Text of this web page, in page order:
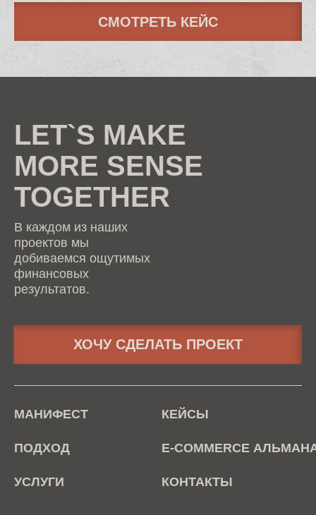
СМОТРЕТЬ КЕЙС
LET`S MAKE
MORE SENSE
TOGETHER
В каждом из наших
проектов мы
добиваемся ощутимых
финансовых
результатов.
ХОЧУ СДЕЛАТЬ ПРОЕКТ
МАНИФЕСТ
ПОДХОД
УСЛУГИ
КЕЙСЫ
E-COMMERCE
КОНТАКТЫ